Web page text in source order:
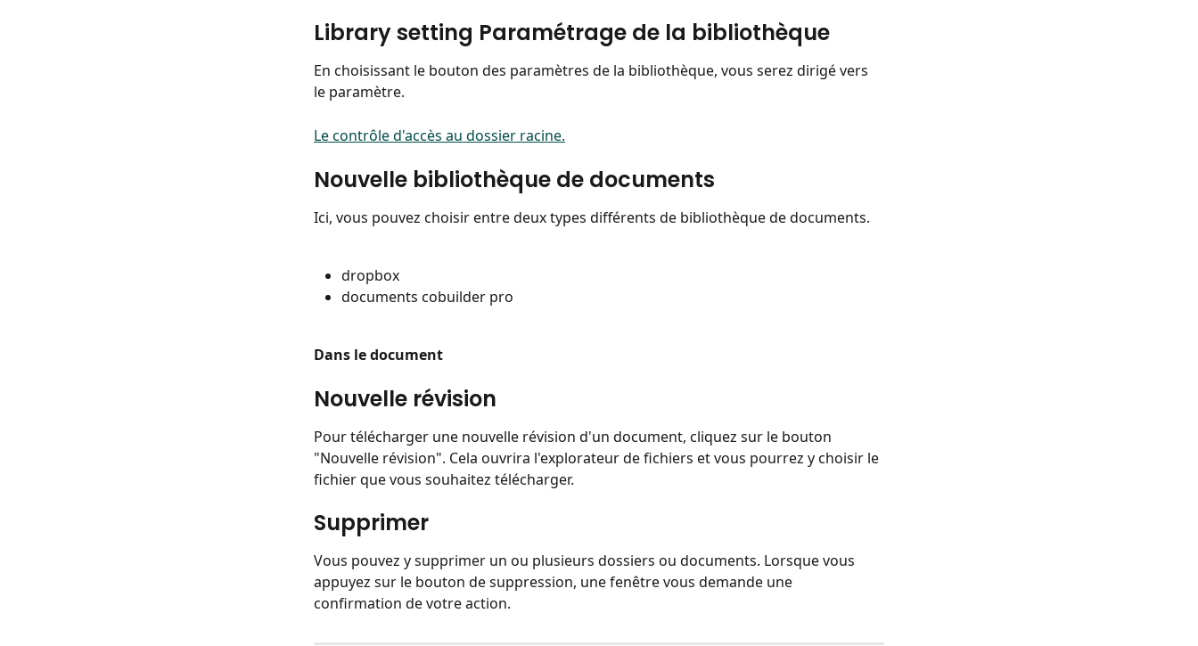
Library setting Paramétrage de la bibliothèque
En choisissant le bouton des paramètres de la bibliothèque, vous serez dirigé vers
le paramètre.
Le contrôle d'accès au dossier racine.
Nouvelle bibliothèque de documents
Ici, vous pouvez choisir entre deux types différents de bibliothèque de documents.
dropbox
documents cobuilder pro
Dans le document
Nouvelle révision
Pour télécharger une nouvelle révision d'un document, cliquez sur le bouton
"Nouvelle révision". Cela ouvrira l'explorateur de fichiers et vous pourrez y choisir le
fichier que vous souhaitez télécharger.
Supprimer
Vous pouvez y supprimer un ou plusieurs dossiers ou documents. Lorsque vous
appuyez sur le bouton de suppression, une fenêtre vous demande une
confirmation de votre action.